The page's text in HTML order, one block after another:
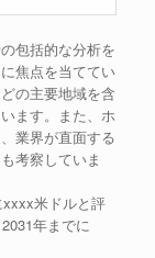
包括的な分析を
焦点を当ててい
の主要地域を含
ます。また、ホ
業界が直面する
考察していま
米ドルと評
年までに